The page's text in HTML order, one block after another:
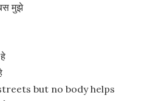
मुझे
but no body helps